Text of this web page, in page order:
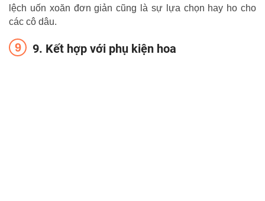
lệch uốn xoăn đơn giản cũng là sự lựa chọn hay ho cho
các cô dâu.
9. Kết hợp với phụ kiện hoa